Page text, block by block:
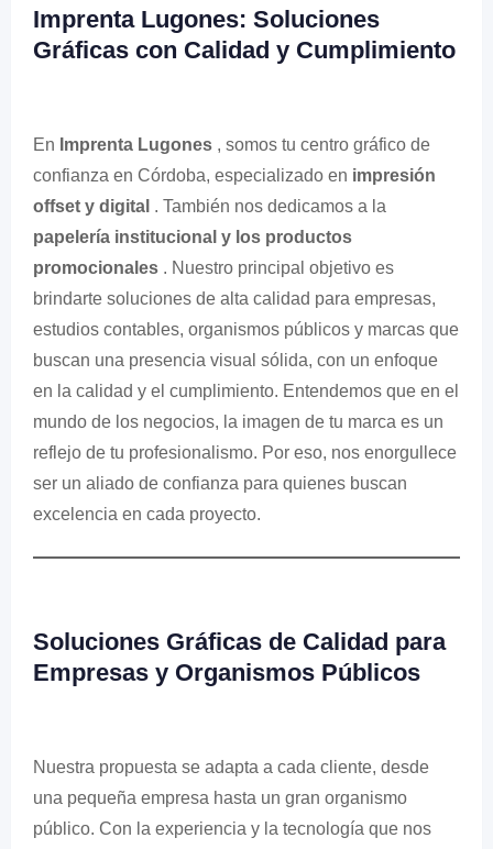
Imprenta Lugones: Soluciones
Gráficas con Calidad y Cumplimiento
En Imprenta Lugones , somos tu centro gráfico de
confianza en Córdoba, especializado en impresión
offset y digital . También nos dedicamos a la
papelería institucional y los productos
promocionales . Nuestro principal objetivo es
brindarte soluciones de alta calidad para empresas,
estudios contables, organismos públicos y marcas que
buscan una presencia visual sólida, con un enfoque
en la calidad y el cumplimiento. Entendemos que en el
mundo de los negocios, la imagen de tu marca es un
reflejo de tu profesionalismo. Por eso, nos enorgullece
ser un aliado de confianza para quienes buscan
excelencia en cada proyecto.
Soluciones Gráficas de Calidad para
Empresas y Organismos Públicos
Nuestra propuesta se adapta a cada cliente, desde
una pequeña empresa hasta un gran organismo
público. Con la experiencia y la tecnología que nos